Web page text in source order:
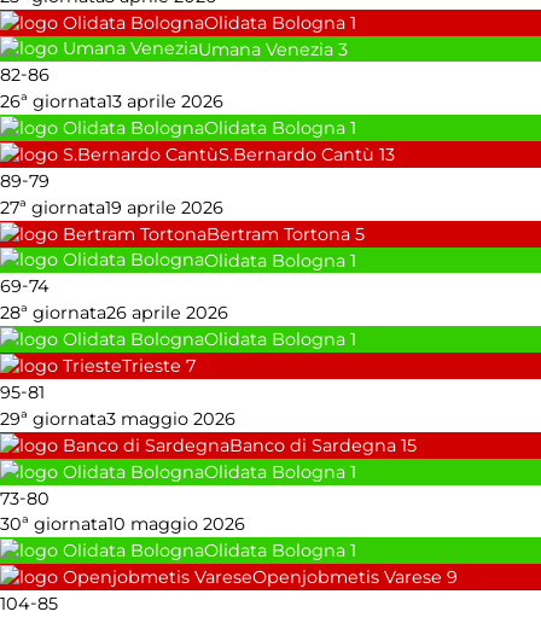
Olidata Bologna 1
Umana Venezia 3
82-86
26ª giornata13 aprile 2026
Olidata Bologna 1
S.Bernardo Cantù 13
89-79
27ª giornata19 aprile 2026
Bertram Tortona 5
Olidata Bologna 1
69-74
28ª giornata26 aprile 2026
Olidata Bologna 1
Trieste 7
95-81
29ª giornata3 maggio 2026
Banco di Sardegna 15
Olidata Bologna 1
73-80
30ª giornata10 maggio 2026
Olidata Bologna 1
Openjobmetis Varese 9
104-85